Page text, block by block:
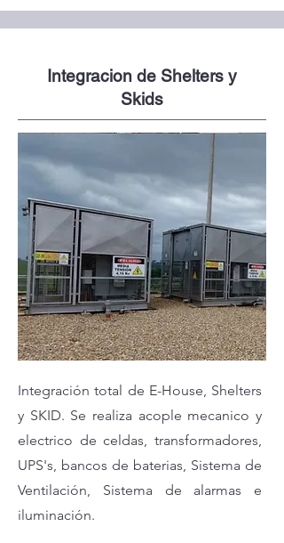
Integracion de Shelters y
Skids
Integración total de E-House, Shelters
y SKID. Se realiza acople mecanico y
electrico de celdas, transformadores,
UPS's, bancos de baterias, Sistema de
Ventilación, Sistema de alarmas e
iluminación.